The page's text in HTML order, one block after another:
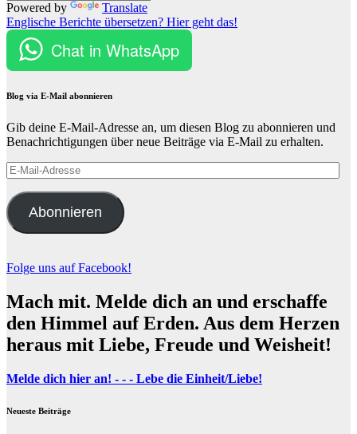
Powered by
Translate
Englische Berichte übersetzen? Hier geht das!
Chat in WhatsApp
Blog via E-Mail abonnieren
Gib deine E-Mail-Adresse an, um diesen Blog zu abonnieren und
Benachrichtigungen über neue Beiträge via E-Mail zu erhalten.
E-
Mail-
Adresse
Abonnieren
Folge uns auf Facebook!
Mach mit. Melde dich an und erschaffe
den Himmel auf Erden. Aus dem Herzen
heraus mit Liebe, Freude und Weisheit!
Melde dich hier an! - - - Lebe die Einheit/Liebe!
Neueste Beiträge